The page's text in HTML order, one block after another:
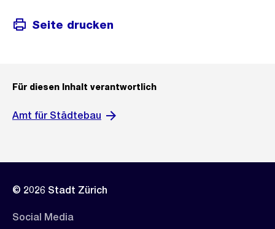
Seite drucken
Für diesen Inhalt verantwortlich
Amt für Städtebau
© 2026 Stadt Zürich
Social Media